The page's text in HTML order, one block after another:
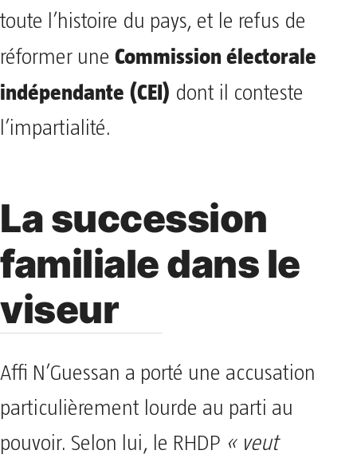
toute l’histoire du pays, et le refus de
réformer une Commission électorale
indépendante (CEI) dont il conteste
l’impartialité.
La succession
familiale dans le
viseur
Affi N’Guessan a porté une accusation
particulièrement lourde au parti au
pouvoir. Selon lui, le RHDP « veut